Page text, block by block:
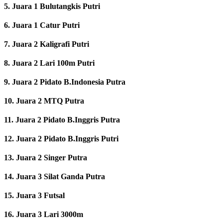
5. Juara 1 Bulutangkis Putri
6. Juara 1 Catur Putri
7. Juara 2 Kaligrafi Putri
8. Juara 2 Lari 100m Putri
9. Juara 2 Pidato B.Indonesia Putra
10. Juara 2 MTQ Putra
11. Juara 2 Pidato B.Inggris Putra
12. Juara 2 Pidato B.Inggris Putri
13. Juara 2 Singer Putra
14. Juara 3 Silat Ganda Putra
15. Juara 3 Futsal
16. Juara 3 Lari 3000m